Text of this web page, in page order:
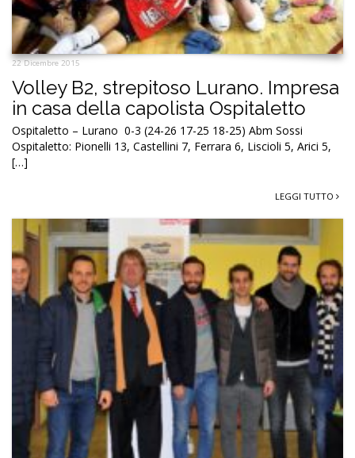
22 Dicembre 2015
Volley B2, strepitoso Lurano. Impresa
in casa della capolista Ospitaletto
Ospitaletto – Lurano 0-3 (24-26 17-25 18-25) Abm Sossi
Ospitaletto: Pionelli 13, Castellini 7, Ferrara 6, Liscioli 5, Arici 5,
[…]
LEGGI TUTTO